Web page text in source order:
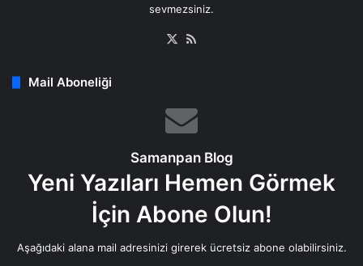
sevmezsiniz.
X
Mail Aboneliği
Samanpan Blog
Yeni Yazıları Hemen Görmek
İçin Abone Olun!
Aşağıdaki alana mail adresinizi girerek ücretsiz abone olabilirsiniz.